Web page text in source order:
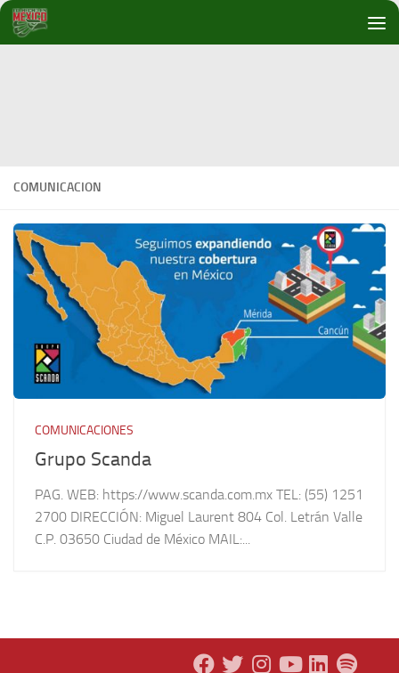
Debajo del contenido
COMUNICACION
COMUNICACIONES
Grupo Scanda
PAG. WEB: https://www.scanda.com.mx TEL: (55) 1251
2700 DIRECCIÓN: Miguel Laurent 804 Col. Letrán Valle
C.P. 03650 Ciudad de México MAIL:...